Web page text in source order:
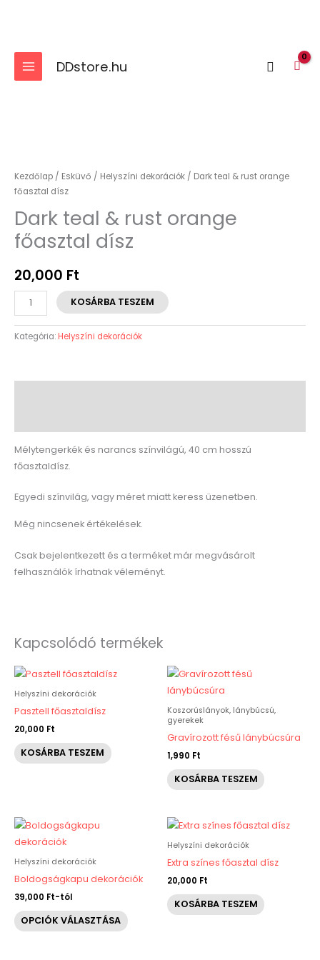
DDstore.hu Search
Kezdőlap/ Esküvő / Helyszíni dekorációk/ Dark teal & rust orange
főasztal dísz
Dark teal & rust orange
főasztal dísz
20,000 Ft
&
rust
főasztal
dísz
KOSÁRBA TESZEM
Kategória: Helyszíni dekorációk
Mélytengerkék és narancs színvilágú, 40 cm hosszú
főasztaldísz.
Egyedi színvilág, vagy méret miatt keress üzenetben.
Még nincsenek értékelések.
Csak bejelentkezett és a terméket már megvásárolt
felhasználók írhatnak véleményt.
Kapcsolódó termékek
Helyszíni dekorációk
Pasztell főasztaldísz
20,000 Ft
KOSÁRBA TESZEM
Koszorúslányok, lánybúcsú,
gyerekek
Gravírozott fésű lánybúcsúra
1,990 Ft
KOSÁRBA TESZEM
Helyszíni dekorációk
Boldogságkapu dekorációk
39,000 Ft-tól
OPCIÓK VÁLASZTÁSA
terméknek
több
A
Helyszíni dekorációk
Extra színes főasztal dísz
20,000 Ft
KOSÁRBA TESZEM